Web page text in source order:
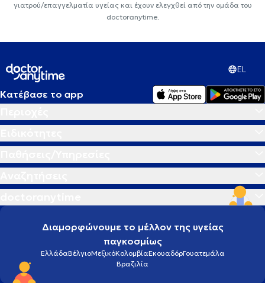
γιατρού/επαγγελματία υγείας και έχουν ελεγχθεί από την ομάδα του
doctoranytime.
EL
Κατέβασε το app
Διαμορφώνουμε το μέλλον της υγείας
παγκοσμίως
ΕλλάδαΒέλγιοΜεξικόΚολομβίαΕκουαδόρΓουατεμάλα
Βραζιλία